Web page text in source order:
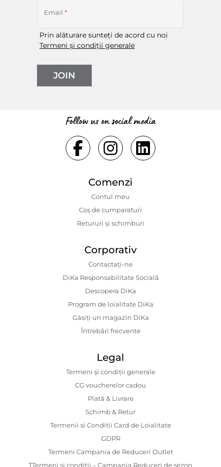
Email *
Prin alăturare sunteți de acord cu noi
Termeni și condiții generale
JOIN
Follow us on social media
Comenzi
Contul meu
Coș de cumparaturi
Retururi și schimburi
Corporativ
Contactaţi-ne
DiKa Responsabilitate Socială
Descopera DiKa
Program de loialitate DiKa
Găsiți un magazin DiKa
Întrebări frecvente
Legal
Termeni și condiții generale
CG voucherelor cadou
Plată & Livrare
Schimb & Retur
Termenii si Conditii Card de Loialitate
GDPR
Termeni Campania de Reduceri Outlet
TTermeni și condiții – Campania Reduceri de sezon